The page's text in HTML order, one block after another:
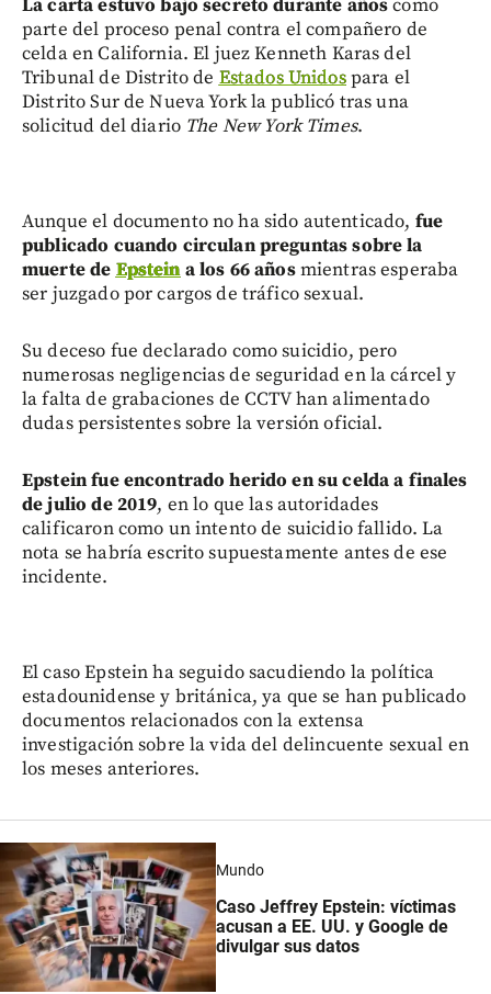
La carta estuvo bajo secreto durante añoscomo
parte del proceso penal contra el compañero de
celda en California. El juez Kenneth Karas del
Tribunal de Distrito de Estados Unidospara el
Distrito Sur de Nueva York la publicó tras una
solicitud del diario The New York Times.
Aunque el documento no ha sido autenticado, fue
publicado cuando circulan preguntas sobre la
muerte de Epsteina los 66 añosmientras esperaba
ser juzgado por cargos de tráfico sexual.
Su deceso fue declarado como suicidio, pero
numerosas negligencias de seguridad en la cárcel y
la falta de grabaciones de CCTV han alimentado
dudas persistentes sobre la versión oficial.
Epstein fue encontrado herido en su celda a finales
de julio de 2019, en lo que las autoridades
calificaron como un intento de suicidio fallido. La
nota se habría escrito supuestamente antes de ese
incidente.
El caso Epstein ha seguido sacudiendo la política
estadounidense y británica, ya que se han publicado
documentos relacionados con la extensa
investigación sobre la vida del delincuente sexual en
los meses anteriores.
Mundo
Caso Jeffrey Epstein: víctimas
acusan a EE. UU. y Google de
divulgar sus datos